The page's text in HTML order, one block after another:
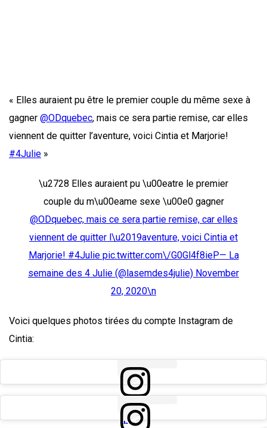
« Elles auraient pu être le premier couple du même sexe à
gagner @ODquebec, mais ce sera partie remise, car elles
viennent de quitter l’aventure, voici Cintia et Marjorie!
#4Julie »
\u2728 Elles auraient pu \u00eatre le premier
couple du m\u00eame sexe \u00e0 gagner
@ODquebec, mais ce sera partie remise, car elles
viennent de quitter l\u2019aventure, voici Cintia et
Marjorie! #4Julie pic.twitter.com\/G0Gl4f8ieP— La
semaine des 4 Julie (@lasemdes4julie) November
20, 2020\n
Voici quelques photos tirées du compte Instagram de
Cintia:
View
this